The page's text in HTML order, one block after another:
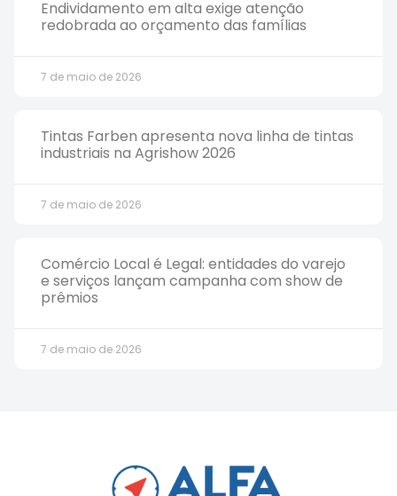
Endividamento em alta exige atenção
redobrada ao orçamento das famílias
7 de maio de 2026
Tintas Farben apresenta nova linha de tintas
industriais na Agrishow 2026
7 de maio de 2026
Comércio Local é Legal: entidades do varejo
e serviços lançam campanha com show de
prêmios
7 de maio de 2026